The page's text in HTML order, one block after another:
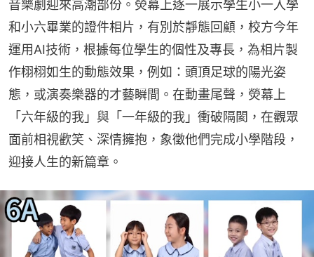
音樂劇迎來高潮部份。熒幕上逐一展示學生小一入學
和小六畢業的證件相片，有別於靜態回顧，校方今年
運用AI技術，根據每位學生的個性及專長，為相片製
作栩栩如生的動態效果，例如：頭頂足球的陽光姿
態，或演奏樂器的才藝瞬間。在動畫尾聲，熒幕上
「六年級的我」與「一年級的我」衝破隔閡，在觀眾
面前相視歡笑、深情擁抱，象徵他們完成小學階段，
迎接人生的新篇章。